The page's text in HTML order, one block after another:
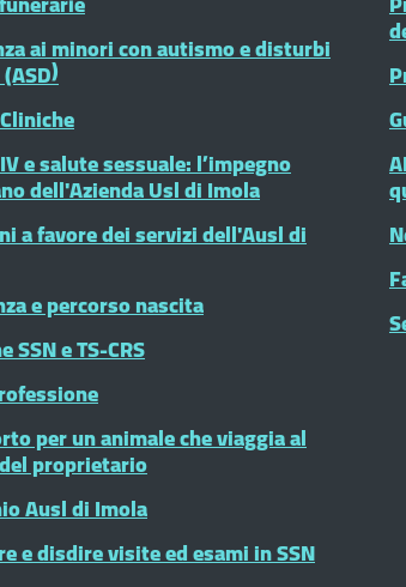
ai minori con autismo e disturbi
e salute sessuale: l’impegno
dell'Azienda Usl di Imola
a favore dei servizi dell'Ausl di
e percorso nascita
SSN e TS-CRS
per un animale che viaggia al
proprietario
Ausl di Imola
e disdire visite ed esami in SSN